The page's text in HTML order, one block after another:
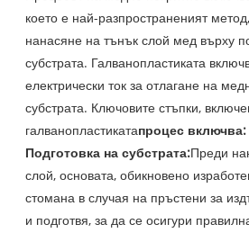
което е най-разпространеният
нанасяне на тънък слой мед върху
субстрата. Галванопластиката
електрически ток за отлагане на
субстрата. Ключовите стъпки,
галванопластикатапроцес включва:
Подготовка на субстрата:Преди
слой, основата, обикновено
стомана в случая на пръстени за
и подготвя, за да се осигури